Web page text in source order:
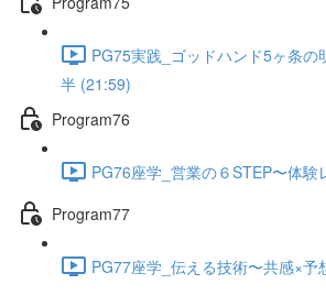
PG75実践_ゴッドハンド5ヶ条の
半 (21:59)
Program76
PG76座学_営業の６STEP〜体
Program77
PG77座学_伝える技術〜共感×予